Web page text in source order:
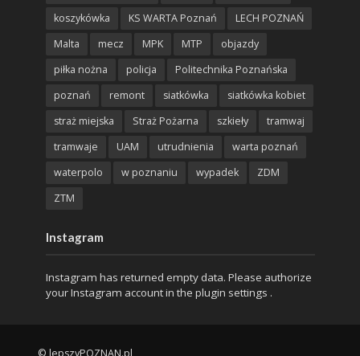
koszykówka
KS WARTA Poznań
LECH POZNAŃ
Malta
mecz MPK MTP
objazdy
piłka nożna
policja
Politechnika Poznańska
poznań
remont siatkówka
siatkówka kobiet
straż miejska
Straż Pożarna szkieły
tramwaj
tramwaje
UAM utrudnienia
warta poznań
waterpolo
w poznaniu wypadek
ZDM
ZTM
Instagram
Instagram has returned empty data. Please authorize
your Instagram account in the plugin settings .